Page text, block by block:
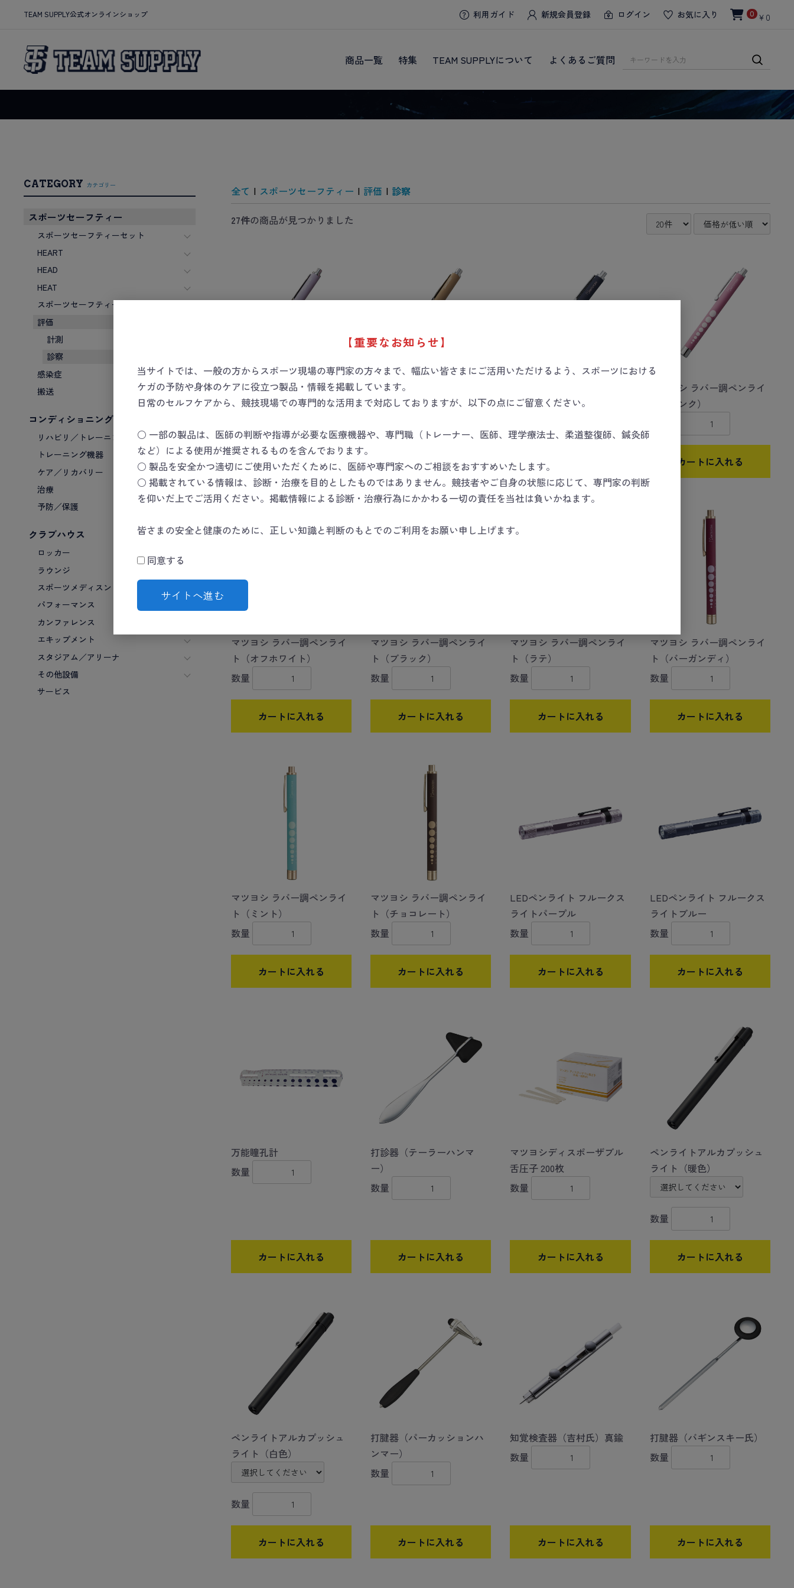
TEAM SUPPLY公式オンラインショップ 利用ガイド 新規会員登録 ログイン お気に入り 0 ￥0
商品一覧 特集 TEAM SUPPLYについて よくあるご質問
【重要なお知らせ】
当サイトでは、一般の方からスポーツ現場の専門家の方々まで、幅広い皆さまにご活用いただけるよう、スポーツにおける
ケガの予防や身体のケアに役立つ製品・情報を掲載しています。
日常のセルフケアから、競技現場での専門的な活用まで対応しておりますが、以下の点にご留意ください。
○ 一部の製品は、医師の判断や指導が必要な医療機器や、専門職（トレーナー、医師、理学療法士、柔道整復師、鍼灸師
など）による使用が推奨されるものを含んでおります。
○ 製品を安全かつ適切にご使用いただくために、医師や専門家へのご相談をおすすめいたします。
○ 掲載されている情報は、診断・治療を目的としたものではありません。競技者やご自身の状態に応じて、専門家の判断
を仰いだ上でご活用ください。掲載情報による診断・治療行為にかかわる一切の責任を当社は負いかねます。
皆さまの安全と健康のために、正しい知識と判断のもとでのご利用をお願い申し上げます。
同意する
サイトへ進む
CATEGORY カテゴリー
スポーツセーフティー
スポーツセーフティーセット
HEART
HEAD
HEAT
スポーツセーフティーキット
評価
計測
診察
感染症
搬送
コンディショニング
リハビリ／トレーニング
トレーニング機器
ケア／リカバリー
治療
予防／保護
クラブハウス
ロッカー
ラウンジ
スポーツメディスン
パフォーマンス
カンファレンス
エキップメント
スタジアム／アリーナ
その他設備
サービス
全て | スポーツセーフティー | 評価 | 診察
27件の商品が見つかりました
マツヨシ ラバー調ペンライ
ト（ラベンダー）
カートに入れる
マツヨシ ラバー調ペンライ
ト（グレージュ）
カートに入れる
ト（ネイビー）
カートに入れる
マツヨシ ラバー調ペンライ
ト（ピンク）
カートに入れる
マツヨシ ラバー調ペンライ
ト（オフホワイト）
数量
カートに入れる
マツヨシ ラバー調ペンライ
ト（ブラック）
数量
カートに入れる
マツヨシ ラバー調ペンライ
ト（ラテ）
数量
カートに入れる
マツヨシ ラバー調ペンライ
ト（バーガンディ）
数量
カートに入れる
マツヨシ ラバー調ペンライ
ト（ミント）
数量
カートに入れる
マツヨシ ラバー調ペンライ
ト（チョコレート）
数量
カートに入れる
LEDペンライト フルークス
ライトパープル
数量
カートに入れる
LEDペンライト フルークス
ライトブルー
数量
カートに入れる
万能瞳孔計
数量
カートに入れる
打診器（テーラーハンマ
ー）
数量
カートに入れる
マツヨシディスポーザブル
舌圧子 200枚
数量
カートに入れる
ペンライトアルカプッシュ
ライト（暖色）
数量
カートに入れる
ペンライトアルカプッシュ
ライト（白色）
数量
カートに入れる
打腱器（パーカッションハ
ンマー）
数量
カートに入れる
知覚検査器（吉村氏）真鍮
数量
カートに入れる
打腱器（バギンスキー氏）
数量
カートに入れる